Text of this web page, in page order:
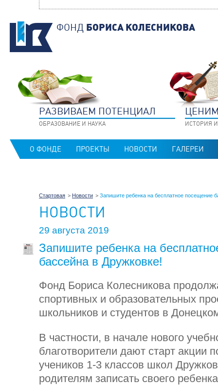
ФОНД БОРИСА КОЛЕСНИКОВА
РАЗВИВАЕМ ПОТЕНЦИАЛ
ОБРАЗОВАНИЕ И НАУКА ИСТОРИЯ
О ФОНДЕ ПРОЕКТЫ НОВОСТИ ГАЛЕРЕИ
Стартовая Новости Запишите ребенка на бесплатное посещение
НОВОСТИ
29 августа 2019
Запишите ребенка на
бассейна в Дружковке!
Фонд Бориса Колесникова
спортивных и образовательных
школьников и студентов в
В частности, в начале нового
благотворители дают старт акции
учеников 1-3 классов школ
родителям записать своего